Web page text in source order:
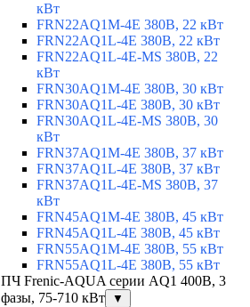
кВт
FRN22AQ1M-4E 380В, 22 кВт
FRN22AQ1L-4E 380В, 22 кВт
FRN22AQ1L-4E-MS 380В, 22
кВт
FRN30AQ1M-4E 380В, 30 кВт
FRN30AQ1L-4E 380В, 30 кВт
FRN30AQ1L-4E-MS 380В, 30
кВт
FRN37AQ1M-4E 380В, 37 кВт
FRN37AQ1L-4E 380В, 37 кВт
FRN37AQ1L-4E-MS 380В, 37
кВт
FRN45AQ1M-4E 380В, 45 кВт
FRN45AQ1L-4E 380В, 45 кВт
FRN55AQ1M-4E 380В, 55 кВт
FRN55AQ1L-4E 380В, 55 кВт
ПЧ Frenic-AQUA серии AQ1 400В, 3
фазы, 75-710 кВт
▼